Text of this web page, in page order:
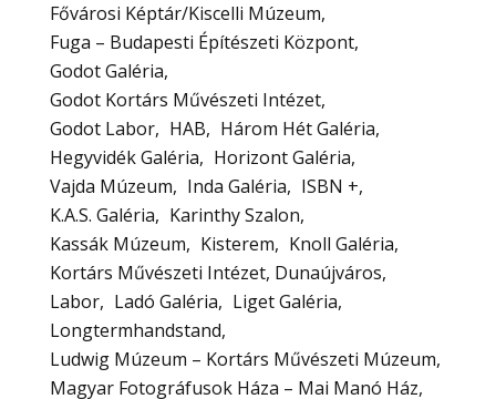
Fővárosi Képtár/Kiscelli Múzeum
Fuga – Budapesti Építészeti Központ
Godot Galéria
Godot Kortárs Művészeti Intézet
Godot Labor
HAB
Három Hét Galéria
Hegyvidék Galéria
Horizont Galéria
Vajda Múzeum
Inda Galéria
ISBN +
K.A.S. Galéria
Karinthy Szalon
Kassák Múzeum
Kisterem
Knoll Galéria
Kortárs Művészeti Intézet, Dunaújváros
Labor
Ladó Galéria
Liget Galéria
Longtermhandstand
Ludwig Múzeum – Kortárs Művészeti Múzeum
Magyar Fotográfusok Háza – Mai Manó Ház